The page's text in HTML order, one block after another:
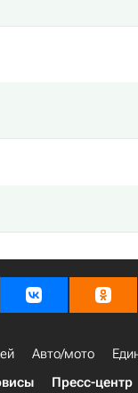
Авто/мото
Пресс-центр